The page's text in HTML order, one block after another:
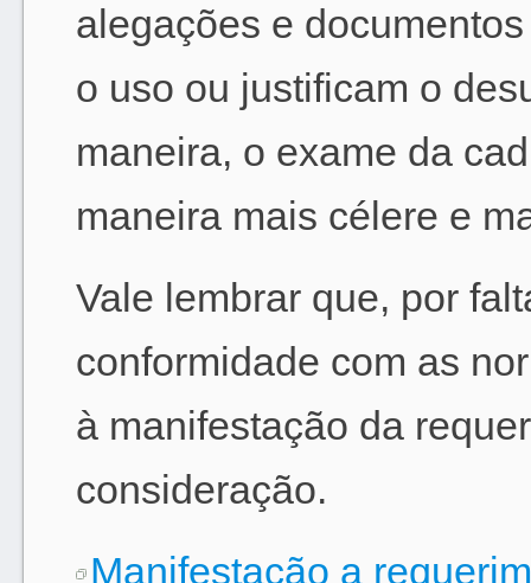
alegações e
o uso ou justificam o
maneira, o exame da
maneira mais célere e
Vale lembrar que, por
conformidade com as
à manifestação da
consideração.
Manifestação a